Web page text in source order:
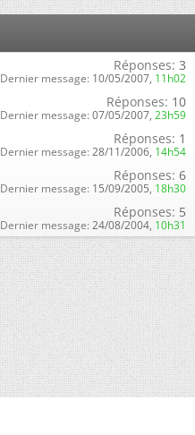
Réponses: 3
Dernier message: 10/05/2007, 11h02
Réponses: 10
Dernier message: 07/05/2007, 23h59
Réponses: 1
Dernier message: 28/11/2006, 14h54
Réponses: 6
Dernier message: 15/09/2005, 18h30
Réponses: 5
Dernier message: 24/08/2004, 10h31